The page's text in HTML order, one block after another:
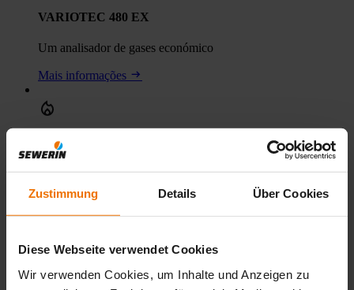
Zustimmung Details Über Cookies
Diese Webseite verwendet Cookies
Wir verwenden Cookies, um Inhalte und Anzeigen zu
VARIOTEC 480 EX
Um analisador de gases económico
Mais informações
VARIOTEC 460 EX
Monitorizar de forma fiável as redes de tubagens
Mais informações
VARIOTEC 450 EX